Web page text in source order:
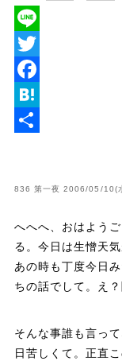
L
e
T
w
r
a
o
o
k
H
n
a
836 第一夜 2006/05/10(
へへへ、おはよう
る。今日は生憎天
あの時も丁度今日
ちの話でして。え
そんな事誰も言っ
日苦しくて。正直